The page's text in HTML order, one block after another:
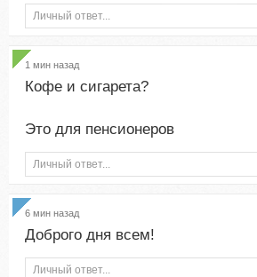
значение?
Не умеешь и не хочешь это
Личный ответ...
1 мин назад
Кофе и сигарета?
Это для пенсионеров
Личный ответ...
6 мин назад
Доброго дня всем!
Личный ответ...